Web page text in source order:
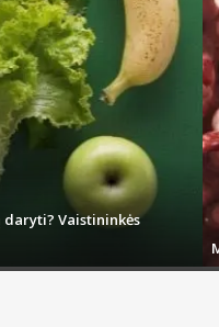
Patariama vengti produktų,
Vaistininkės